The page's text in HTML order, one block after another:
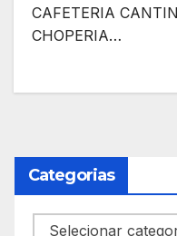
CAFETERIA
CHOPERIA…
Categorias
Categorias